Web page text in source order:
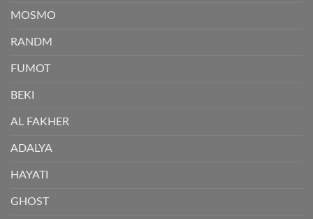
MOSMO
RANDM
FUMOT
BEKI
AL FAKHER
ADALYA
HAYATI
GHOST